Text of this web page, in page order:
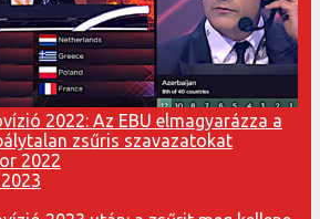
2022: Az EBU elmagyarázza a
zsűris szavazatokat
2022